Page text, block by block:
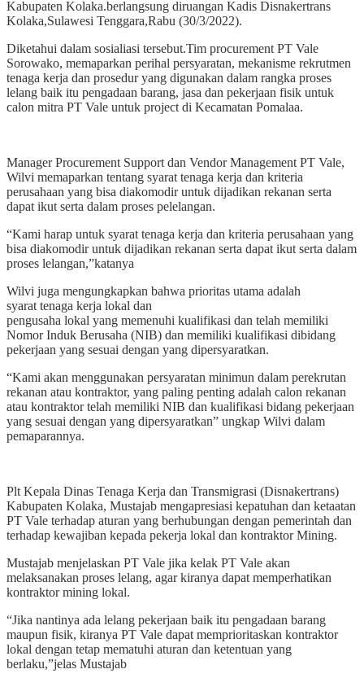
Kabupaten Kolaka.berlangsung diruangan Kadis Disnakertrans
Kolaka,Sulawesi Tenggara,Rabu (30/3/2022).
Diketahui dalam sosialiasi tersebut.Tim procurement PT Vale
Sorowako, memaparkan perihal persyaratan, mekanisme rekrutmen
tenaga kerja dan prosedur yang digunakan dalam rangka proses
lelang baik itu pengadaan barang, jasa dan pekerjaan fisik untuk
calon mitra PT Vale untuk project di Kecamatan Pomalaa.
Manager Procurement Support dan Vendor Management PT Vale,
Wilvi memaparkan tentang syarat tenaga kerja dan kriteria
perusahaan yang bisa diakomodir untuk dijadikan rekanan serta
dapat ikut serta dalam proses pelelangan.
“Kami harap untuk syarat tenaga kerja dan kriteria perusahaan yang
bisa diakomodir untuk dijadikan rekanan serta dapat ikut serta dalam
proses lelangan,”katanya
Wilvi juga mengungkapkan bahwa prioritas utama adalah
syarat tenaga kerja lokal dan
pengusaha lokal yang memenuhi kualifikasi dan telah memiliki
Nomor Induk Berusaha (NIB) dan memiliki kualifikasi dibidang
pekerjaan yang sesuai dengan yang dipersyaratkan.
“Kami akan menggunakan persyaratan minimun dalam perekrutan
rekanan atau kontraktor, yang paling penting adalah calon rekanan
atau kontraktor telah memiliki NIB dan kualifikasi bidang pekerjaan
yang sesuai dengan yang dipersyaratkan” ungkap Wilvi dalam
pemaparannya.
Plt Kepala Dinas Tenaga Kerja dan Transmigrasi (Disnakertrans)
Kabupaten Kolaka, Mustajab mengapresiasi kepatuhan dan ketaatan
PT Vale terhadap aturan yang berhubungan dengan pemerintah dan
terhadap kewajiban kepada pekerja lokal dan kontraktor Mining.
Mustajab menjelaskan PT Vale jika kelak PT Vale akan
melaksanakan proses lelang, agar kiranya dapat memperhatikan
kontraktor mining lokal.
“Jika nantinya ada lelang pekerjaan baik itu pengadaan barang
maupun fisik, kiranya PT Vale dapat memprioritaskan kontraktor
lokal dengan tetap mematuhi aturan dan ketentuan yang
berlaku,”jelas Mustajab